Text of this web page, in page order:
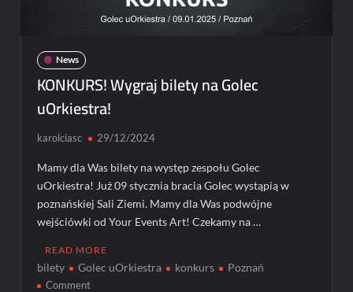
News
KONKURS! Wygraj bilety na Golec
uOrkiestra!
karolciasc 29/12/2024
Mamy dla Was bilety na występ zespołu Golec
uOrkiestra! Już 09 stycznia bracia Golec wystąpią w
poznańskiej Sali Ziemi. Mamy dla Was podwójne
wejściówki od Your Events Art! Czekamy na …
READ MORE
bilety Golec uOrkiestra konkurs Poznań
Commenton